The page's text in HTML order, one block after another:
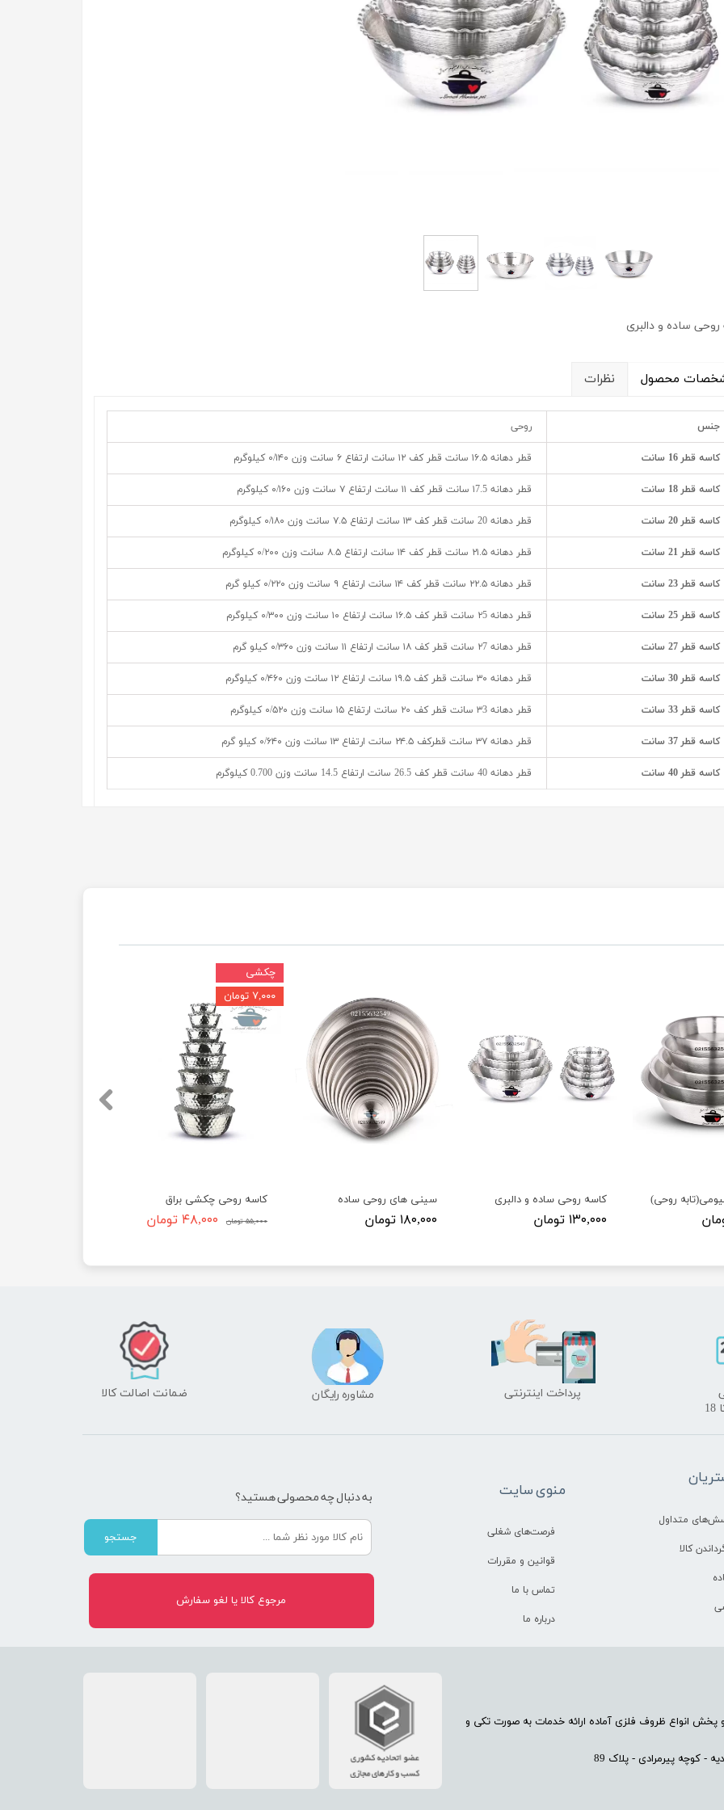
ساده و دالبری
محصول نظرات
جنس روحی
کاسه قطر 16 سانت قطر دهانه ۱۶.۵ سانت قطر کف ۱۲ سانت ارتفاع ۶ سانت وزن ۰/۱۴۰ کیلوگرم
کاسه قطر 18 سانت قطر دهانه ۱7.5 سانت قطر کف ۱۱ سانت ارتفاع ۷ سانت وزن ۰/۱۶۰ کیلوگرم
کاسه قطر 20 سانت قطر دهانه 20 سانت قطر کف ۱۳ سانت ارتفاع ۷.۵ سانت وزن ۰/۱۸۰ کیلوگرم
کاسه قطر 21 سانت قطر دهانه ۲۱.۵ سانت قطر کف ۱۴ سانت ارتفاع ۸.۵ سانت وزن ۰/۲۰۰ کیلوگرم
کاسه قطر 23 سانت قطر دهانه ۲۲.۵ سانت قطر کف ۱۴ سانت ارتفاع ۹ سانت وزن ۰/۲۲۰ کیلو گرم
کاسه قطر 25 سانت قطر دهانه ۲5 سانت قطر کف ۱۶.۵ سانت ارتفاع ۱۰ سانت وزن ۰/۳۰۰ کیلوگرم
کاسه قطر 27 سانت قطر دهانه ۲7 سانت قطر کف ۱۸ سانت ارتفاع ۱۱ سانت وزن ۰/۳۶۰ کیلو گرم
کاسه قطر 30 سانت قطر دهانه ۳۰ سانت قطر کف ۱۹.۵ سانت ارتفاع ۱۲ سانت وزن ۰/۴۶۰ کیلوگرم
کاسه قطر 33 سانت قطر دهانه ۳3 سانت قطر کف ۲۰ سانت ارتفاع ۱۵ سانت وزن ۰/۵۲۰ کیلوگرم
کاسه قطر 37 سانت قطر دهانه ۳۷ سانت قطرکف ۲۴.۵ سانت ارتفاع ۱۳ سانت وزن ۰/۶۴۰ کیلو گرم
کاسه قطر 40 سانت قطر دهانه 40 سانت قطر کف 26.5 سانت ارتفاع 14.5 سانت وزن 0.700 کیلوگرم
کاسه روحی چکشی براق
۵۵,۰۰۰ تومان ۴۸,۰۰۰ تومان
چکشی
۷,۰۰۰ تومان
سینی های روحی ساده
۱۸۰,۰۰۰ تومان
کاسه روحی ساده و دالبری
۱۳۰,۰۰۰ تومان
روحی)
سال تجربه در امر تولید و پخش انواع ظروف فلزی آماده ارائه خدمات به صورت تکی و
کوچه پیرمرادی - پلاک 89
​پرداخت اینترنتی ​​مشاوره رایگان ضمانت اصالت کالا
متداول
کالا
منوی سایت
فرصت‌های شغلی
قوانین و مقررات
تماس با ما
درباره ما
به دنبال چه محصولی هستید؟
جستجو
مرجوع کالا یا لغو سفارش